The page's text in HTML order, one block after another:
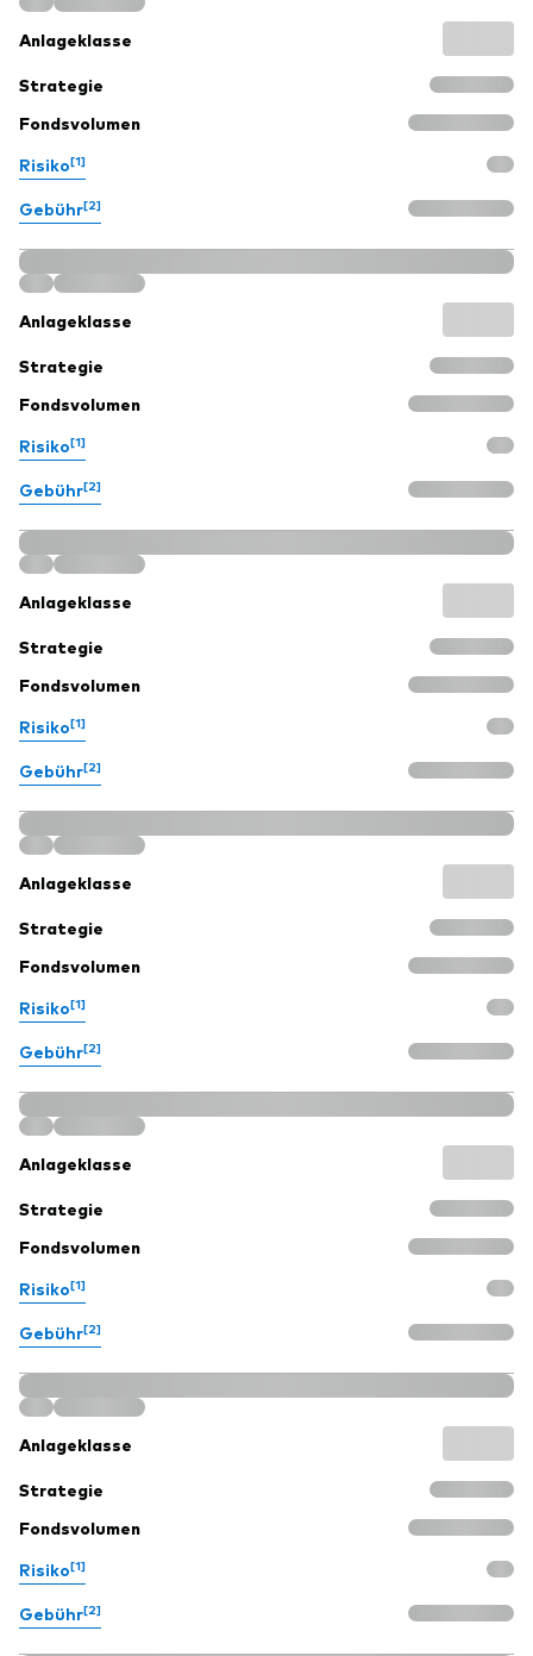
Anlageklasse
Strategie
Fondsvolumen
Risiko[1]
Gebühr[2]
Anlageklasse
Strategie
Fondsvolumen
Risiko[1]
Gebühr[2]
Anlageklasse
Strategie
Fondsvolumen
Risiko[1]
Gebühr[2]
Anlageklasse
Strategie
Fondsvolumen
Risiko[1]
Gebühr[2]
Anlageklasse
Strategie
Fondsvolumen
Risiko[1]
Gebühr[2]
Anlageklasse
Strategie
Fondsvolumen
Risiko[1]
Gebühr[2]